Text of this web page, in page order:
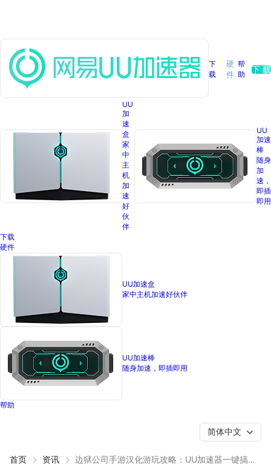
下
载
硬
件
帮
助
下 载
UU
加
速
盒
家
中
主
机
加
速
好
伙
伴
UU
加速
棒
随身
加
速，
即插
即用
下载
硬件
UU加速盒
家中主机加速好伙伴
UU加速棒
随身加速，即插即用
帮助
首页 资讯
边狱公司手游汉化游玩攻略：UU加速器一键搞定
简体中文